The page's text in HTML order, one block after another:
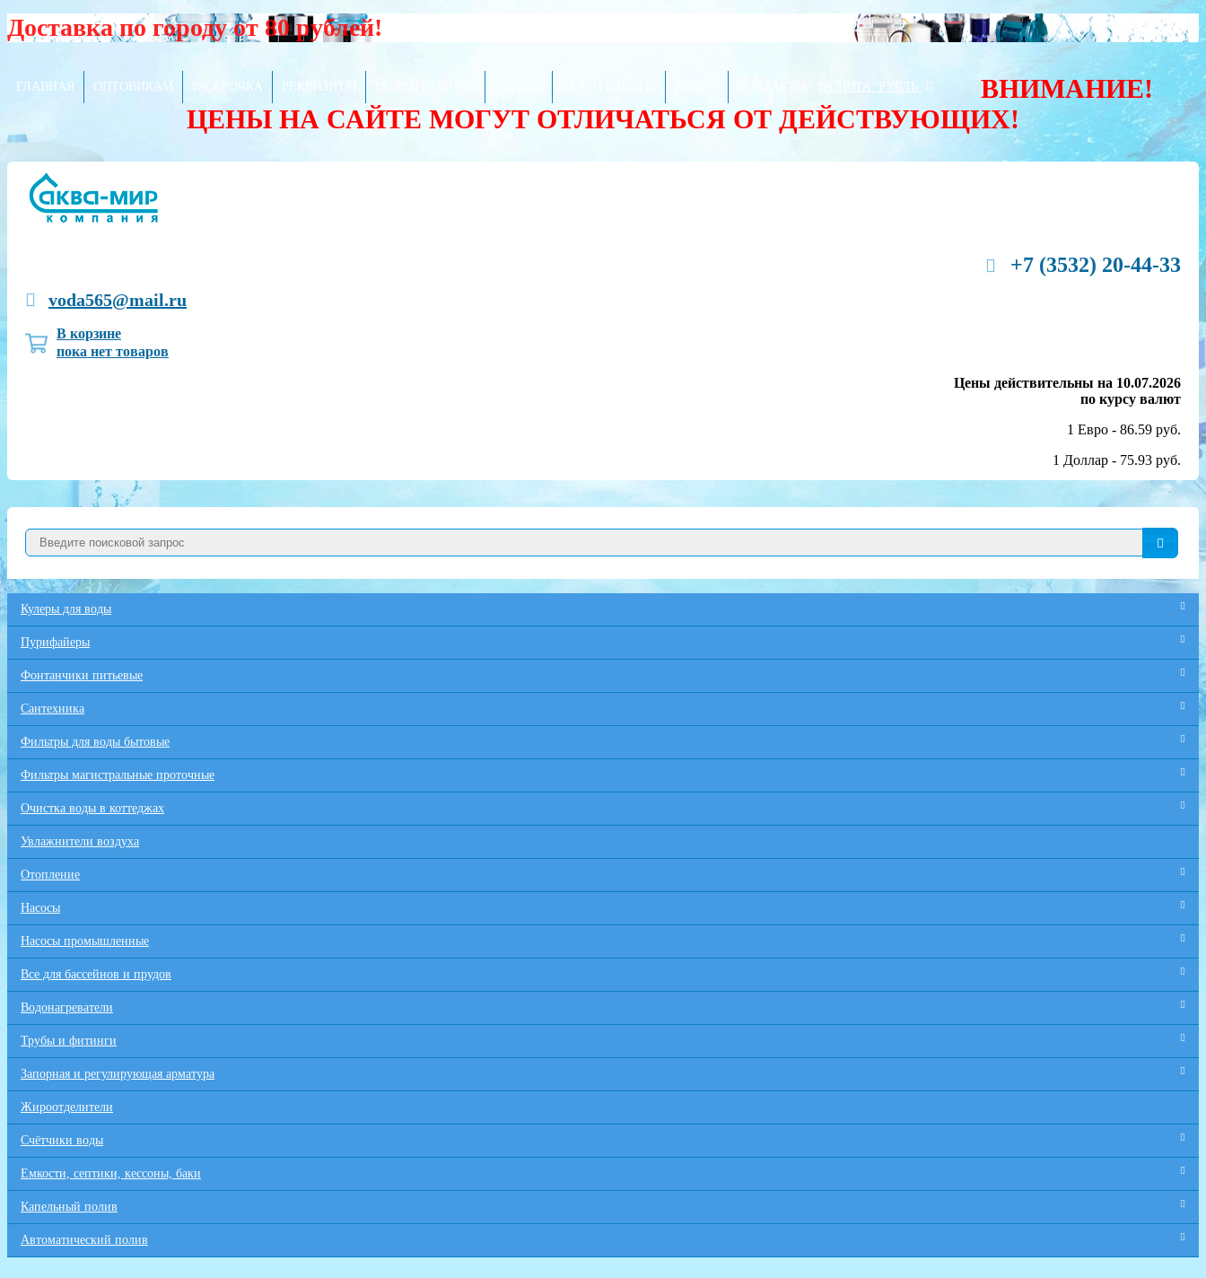
Доставка по городу от 80 рублей!
ГЛАВНАЯ ОПТОВИКАМ РАССРОЧКА РЕКВИЗИТЫ ВАЛЮТА: РУБЛЬ
ВНИМАНИЕ!
ЦЕНЫ НА САЙТЕ МОГУТ ОТЛИЧАТЬСЯ ОТ ДЕЙСТВУЮЩИХ!
+7 (3532) 20-44-33
voda565@mail.ru
В корзине
пока нет товаров
Цены действительны на 10.07.2026
по курсу валют
1 Евро - 86.59 руб.
1 Доллар - 75.93 руб.
Кулеры для воды
Пурифайеры
Фонтанчики питьевые
Сантехника
Фильтры для воды бытовые
Фильтры магистральные проточные
Очистка воды в коттеджах
Увлажнители воздуха
Отопление
Насосы
Насосы промышленные
Все для бaссейнов и прудов
Водонагреватели
Трубы и фитинги
Запорная и регулирующая арматура
Жироотделители
Счётчики воды
Емкости, септики, кессоны, баки
Капельный полив
Автоматический полив